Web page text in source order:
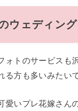
ウェディン
ォトのサービスも
る方も多いみたい
愛いプレ花嫁さん